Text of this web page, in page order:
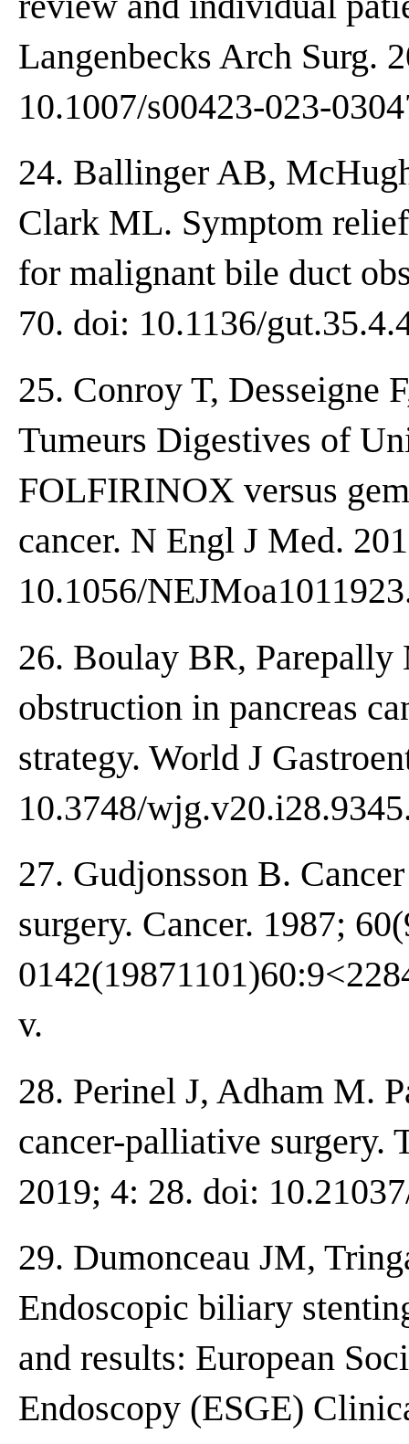
Langenbecks Arch Surg.
10.1007/s00423-023-
24. Ballinger AB,
Clark ML. Symptom
for malignant bile duct
70. doi: 10.1136/
25. Conroy T, Desseigne
Tumeurs Digestives of
FOLFIRINOX versus
cancer. N Engl J Med.
10.1056/
26. Boulay BR,
obstruction in pancreas
strategy. World J
10.3748/
27. Gudjonsson B.
surgery. Cancer. 1987;
v.
28. Perinel J, Adham M.
cancer-palliative surgery.
2019; 4: 28. doi:
29. Dumonceau JM,
Endoscopic biliary
and results: European
Endoscopy (ESGE)